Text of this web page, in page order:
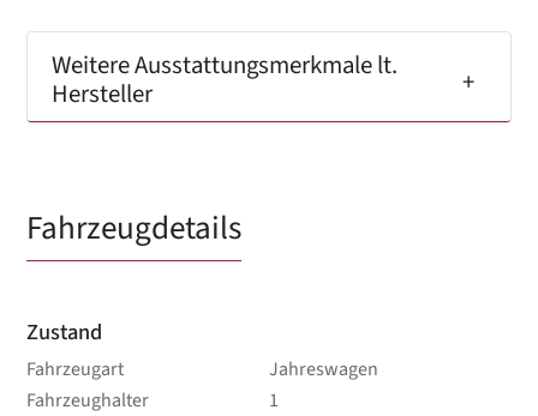
Weitere Ausstattungsmerkmale lt.
Hersteller
Fahrzeugdetails
Zustand
Fahrzeugart
Jahreswagen
Fahrzeughalter
1